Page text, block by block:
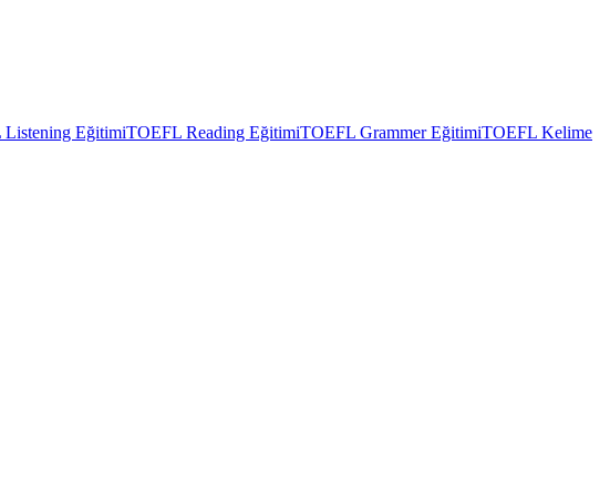
EğitimiTOEFL Reading EğitimiTOEFL Grammer EğitimiTOEFL Kelime